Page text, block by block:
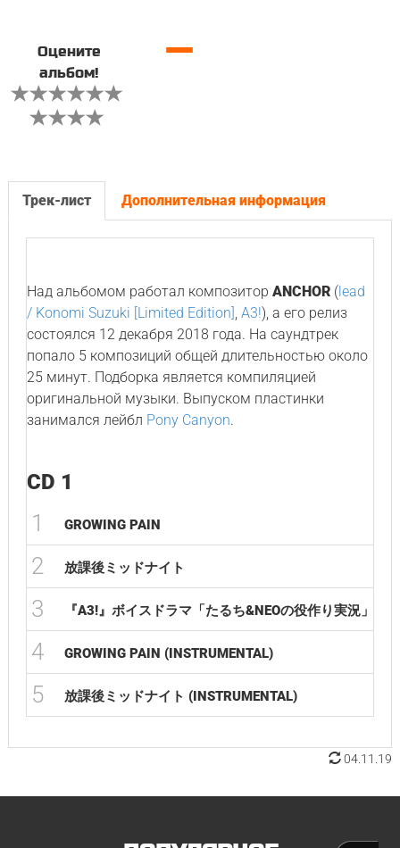
Оцените
альбом!
—
Трек-лист Дополнительная информация
Над альбомом работал композитор ANCHOR(lead
/ Konomi Suzuki [Limited Edition], A3!), а его релиз
состоялся 12 декабря 2018 года. На саундтрек
попало 5 композиций общей длительностью около
25 минут. Подборка является компиляцией
оригинальной музыки. Выпуском пластинки
занимался лейбл Pony Canyon.
CD 1
1 GROWING PAIN
2 放課後ミッドナイト
3 『A3!』ボイスドラマ「たるち&NEOの役作り実況」
4 GROWING PAIN (INSTRUMENTAL)
5 放課後ミッドナイト (INSTRUMENTAL)
04.11.19